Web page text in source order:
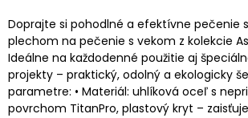
Doprajte si pohodlné a efektívne pečenie
plechom na pečenie s vekom z kolekcie
Ideálne na každodenné použitie aj
projekty – praktický, odolný a ekologicky
parametre: • Materiál: uhlíková oceľ s
povrchom TitanPro, plastový kryt –